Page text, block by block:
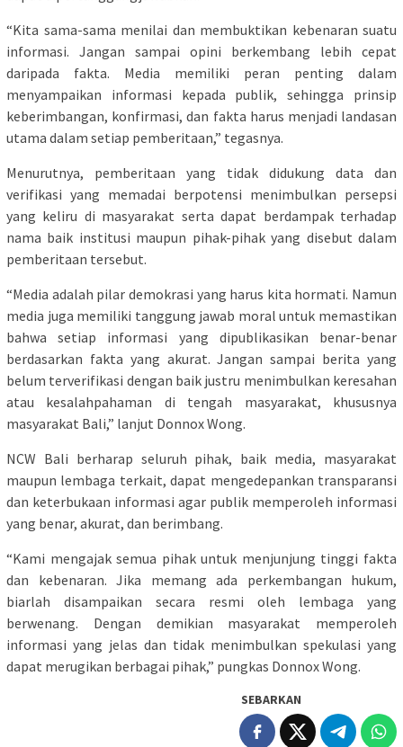
“Kita sama-sama menilai dan membuktikan kebenaran suatu
informasi. Jangan sampai opini berkembang lebih cepat
daripada fakta. Media memiliki peran penting dalam
menyampaikan informasi kepada publik, sehingga prinsip
keberimbangan, konfirmasi, dan fakta harus menjadi landasan
utama dalam setiap pemberitaan,” tegasnya.
Menurutnya, pemberitaan yang tidak didukung data dan
verifikasi yang memadai berpotensi menimbulkan persepsi
yang keliru di masyarakat serta dapat berdampak terhadap
nama baik institusi maupun pihak-pihak yang disebut dalam
pemberitaan tersebut.
“Media adalah pilar demokrasi yang harus kita hormati. Namun
media juga memiliki tanggung jawab moral untuk memastikan
bahwa setiap informasi yang dipublikasikan benar-benar
berdasarkan fakta yang akurat. Jangan sampai berita yang
belum terverifikasi dengan baik justru menimbulkan keresahan
atau kesalahpahaman di tengah masyarakat, khususnya
masyarakat Bali,” lanjut Donnox Wong.
NCW Bali berharap seluruh pihak, baik media, masyarakat
maupun lembaga terkait, dapat mengedepankan transparansi
dan keterbukaan informasi agar publik memperoleh informasi
yang benar, akurat, dan berimbang.
“Kami mengajak semua pihak untuk menjunjung tinggi fakta
dan kebenaran. Jika memang ada perkembangan hukum,
biarlah disampaikan secara resmi oleh lembaga yang
berwenang. Dengan demikian masyarakat memperoleh
informasi yang jelas dan tidak menimbulkan spekulasi yang
dapat merugikan berbagai pihak,” pungkas Donnox Wong.
SEBARKAN